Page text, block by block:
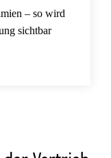
– so wird
sichtbar